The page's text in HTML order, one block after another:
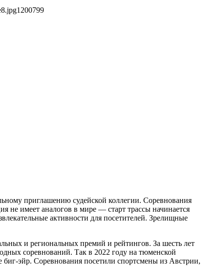
1200799
приглашению судейской коллегии. Соревнования
не имеет аналогов в мире — старт трассы начинается
активности для посетителей. Зрелищные
и региональных премий и рейтингов. За шесть лет
соревнований. Так в 2022 году на тюменской
эйр. Соревнования посетили спортсмены из Австрии,